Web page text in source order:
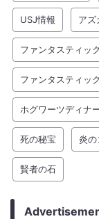
USJ情報 アズ
ファンタスティッ
ファンタスティッ
ホグワーツディナ
死の秘宝 炎の
賢者の石